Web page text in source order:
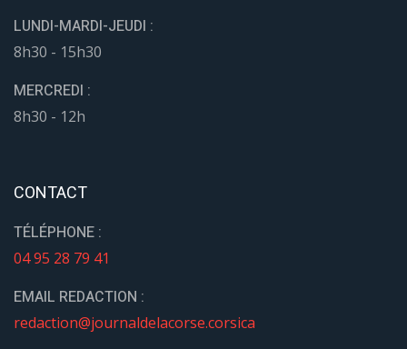
LUNDI-MARDI-JEUDI :
8h30 - 15h30
MERCREDI :
8h30 - 12h
CONTACT
TÉLÉPHONE :
04 95 28 79 41
EMAIL REDACTION :
redaction@journaldelacorse.corsica